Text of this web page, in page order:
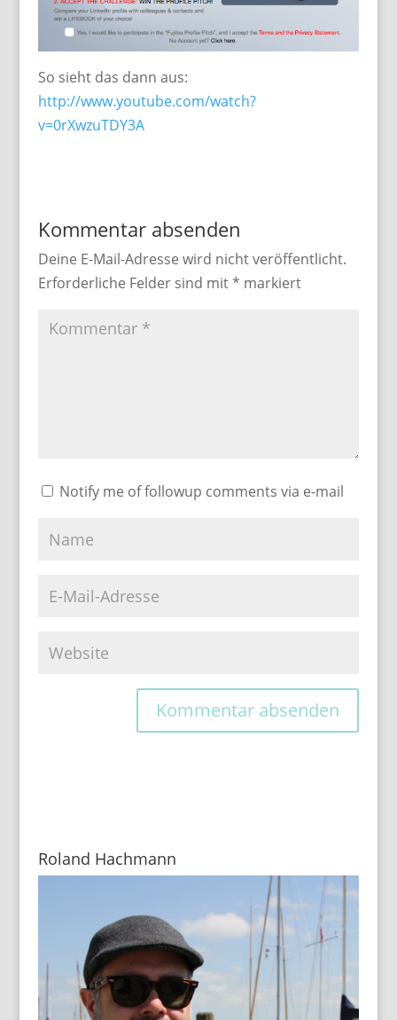
So sieht das dann aus:
http://www.youtube.com/watch?
v=0rXwzuTDY3A
Kommentar absenden
Deine E-Mail-Adresse wird nicht veröffentlicht.
Erforderliche Felder sind mit* markiert
Notify me of followup comments via e-mail
Roland Hachmann